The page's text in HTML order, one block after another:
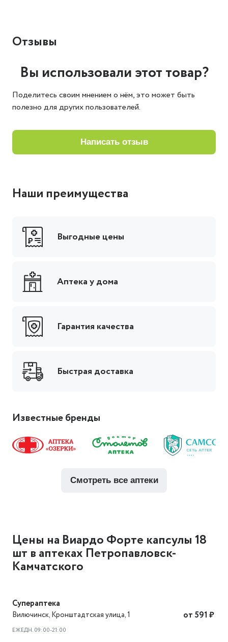
Отзывы
Вы использовали этот товар?
Поделитесь своим мнением о нём, это может быть
полезно для других пользователей.
написать отзыв
Наши преимущества
Выгодные цены
Аптека у дома
Гарантия качества
Быстрая доставка
Известные бренды
смотреть все аптеки
Цены на Виардо Форте капсулы 18
шт в аптеках Петропавловск-
Камчатского
Супераптека
Вилючинск Кронштадтская улица, 1
ЕЖЕДН. 09:00-21:00
от 591 ₽